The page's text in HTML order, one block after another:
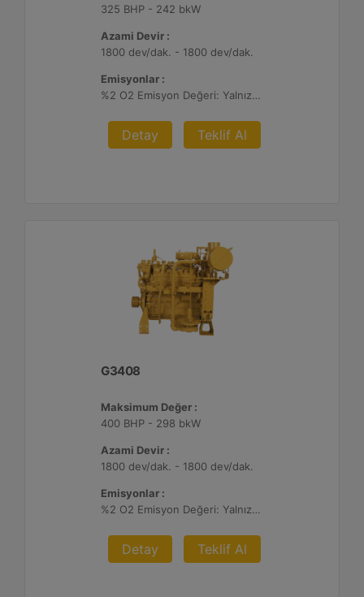
325 BHP - 242 bkW
Azami Devir :
1800 dev/dak. - 1800 dev/dak.
Emisyonlar :
%2 O2 Emisyon Değeri: Yalnızca İhracat
Detay Teklif Al
G3408
Maksimum Değer :
400 BHP - 298 bkW
Azami Devir :
1800 dev/dak. - 1800 dev/dak.
Emisyonlar :
%2 O2 Emisyon Değeri: Yalnızca İhracat
Detay Teklif Al